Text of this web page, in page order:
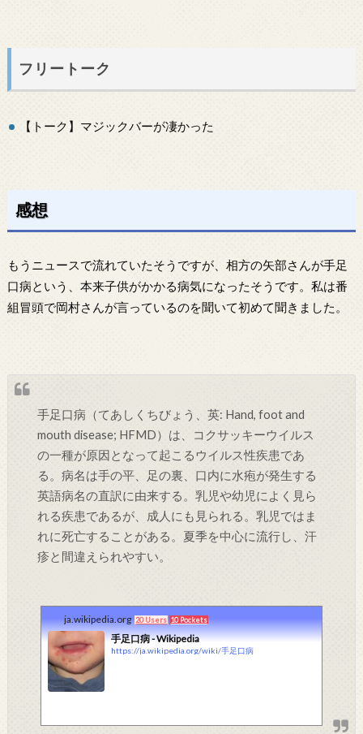
フリートーク
【トーク】マジックバーが凄かった
感想
もうニュースで流れていたそうですが、相方の矢部さんが手足
口病という、本来子供がかかる病気になったそうです。私は番
組冒頭で岡村さんが言っているのを聞いて初めて聞きました。
手足口病（てあしくちびょう、英: Hand, foot and
mouth disease; HFMD）は、コクサッキーウイルス
の一種が原因となって起こるウイルス性疾患であ
る。病名は手の平、足の裏、口内に水疱が発生する
英語病名の直訳に由来する。乳児や幼児によく見ら
れる疾患であるが、成人にも見られる。乳児ではま
れに死亡することがある。夏季を中心に流行し、汗
疹と間違えられやすい。
ja.wikipedia.org 20 Users 10 Pockets
手足口病 - Wikipedia
https://ja.wikipedia.org/wiki/手足口病